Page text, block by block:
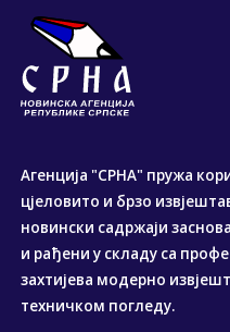
Агенција "СРНА" пружа
цјеловито и брзо
новински садржаји
и рађени у складу са
захтијева модерно
техничком погледу.